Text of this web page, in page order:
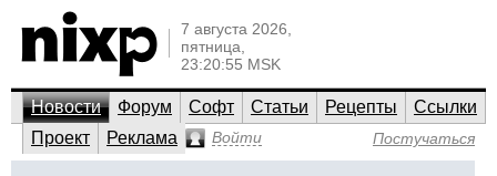
7 августа 2026,
пятница,
23:20:55 MSK
Новости Форум Софт Статьи Рецепты
Ссылки
Проект
Реклама Войти Постучаться